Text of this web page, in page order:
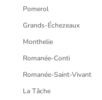
Pomerol
Grands-Échezeaux
Monthelie
Romanée-Conti
Romanée-Saint-Vivant
La Tâche